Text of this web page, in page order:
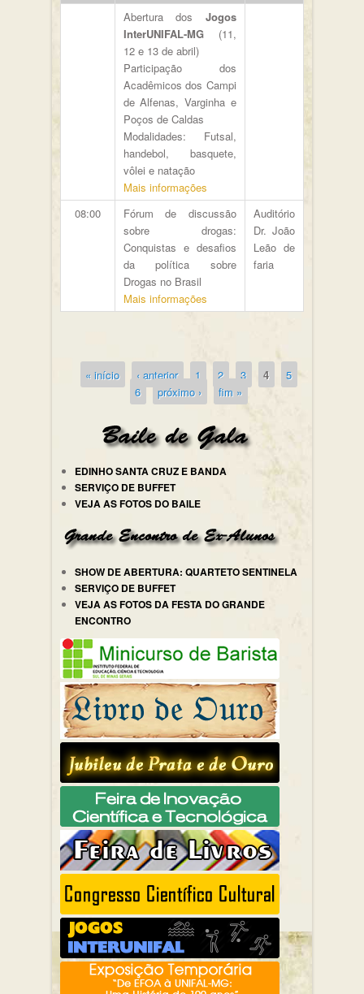
Abertura dos Jogos
InterUNIFAL-MG(11,
12 e 13 de abril)
Participação dos
Acadêmicos dos Campi
de Alfenas, Varginha e
Poços de Caldas
Modalidades: Futsal,
handebol, basquete,
vôlei e natação
Mais informações
08:00
Fórum de discussão
sobre drogas:
Conquistas e desafios
da política sobre
Drogas no Brasil
Mais informações
Auditório
Dr. João
Leão de
faria
Páginas
« início ‹ anterior 1 2 3 4
5
6
próximo › fim »
EDINHO SANTA CRUZ E BANDA
SERVIÇO DE BUFFET
VEJA AS FOTOS DO BAILE
SHOW DE ABERTURA: QUARTETO SENTINELA
SERVIÇO DE BUFFET
VEJA AS FOTOS DA FESTA DO GRANDE
ENCONTRO